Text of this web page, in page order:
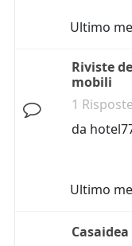
Ultimo
Riviste
mobili
1
da
Ultimo